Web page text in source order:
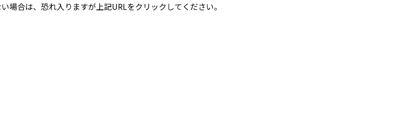
場合は、恐れ入りますが上記URLをクリックしてください。